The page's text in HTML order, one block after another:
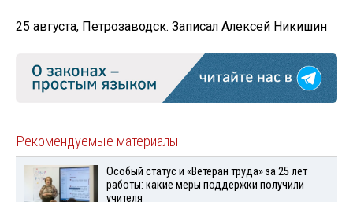
25 августа, Петрозаводск. Записал Алексей Никишин
Рекомендуемые материалы
Особый статус и «Ветеран труда» за 25 лет
работы: какие меры поддержки получили
учителя